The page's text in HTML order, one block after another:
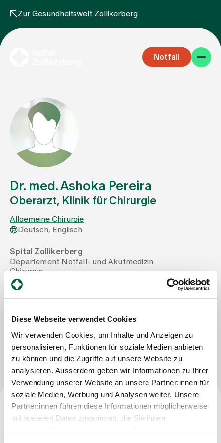
Diese Webseite verwendet Cookies
Wir verwenden Cookies, um Inhalte und Anzeigen zu
personalisieren, Funktionen für soziale Medien anbieten
zu können und die Zugriffe auf unsere Website zu
analysieren. Ausserdem geben wir Informationen zu Ihrer
Verwendung unserer Website an unsere Partner:innen für
soziale Medien, Werbung und Analysen weiter. Unsere
Partner:innen führen diese Informationen möglicherweise
mit weiteren Daten zusammen, die Sie ihnen
bereitgestellt haben oder die sie im Rahmen Ihrer
Zur Gesundheitswelt Zollikerberg
Notfall
Fachbereiche
Aufenthalt
Team
Zuweisende
Events
Jobs & Karriere
Kontakt
Dr. med. Ashoka Pereira
Oberarzt, Klinik für Chirurgie
Allgemeine Chirurgie
Deutsch, Englisch
Spital Zollikerberg
Departement Notfall- und Akutmedizin
Chirurgie
Trichtenhauserstrasse 20
8125 Zollikerberg
Nachricht schreiben
Facharzttitel
Facharzt für Chirurgie